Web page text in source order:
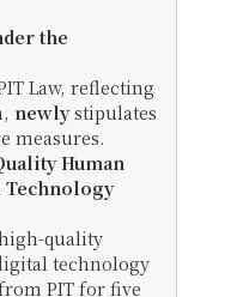
the
Law, reflecting
newlystipulates
measures.
Human
quality
technology
PIT for five